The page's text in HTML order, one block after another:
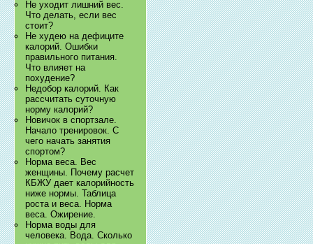
Не уходит лишний вес.
Что делать, если вес
стоит?
Не худею на дефиците
калорий. Ошибки
правильного питания.
Что влияет на
похудение?
Недобор калорий. Как
рассчитать суточную
норму калорий?
Новичок в спортзале.
Начало тренировок. С
чего начать занятия
спортом?
Норма веса. Вес
женщины. Почему расчет
КБЖУ дает калорийность
ниже нормы. Таблица
роста и веса. Норма
веса. Ожирение.
Норма воды для
человека. Вода. Сколько